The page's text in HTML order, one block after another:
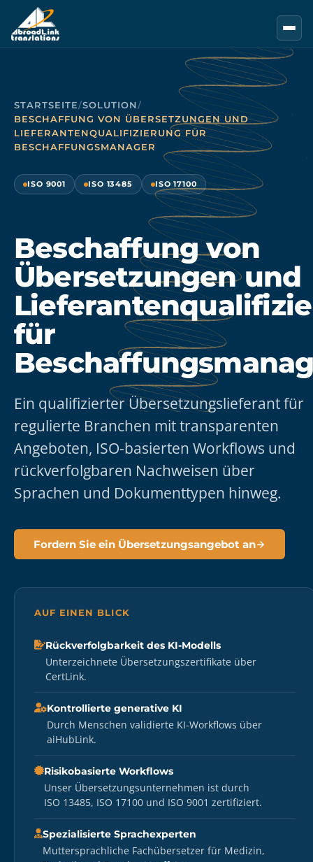
Zum Hauptinhalt springen
STARTSEITE/SOLUTION/
BESCHAFFUNG VON ÜBERSETZUNGEN UND
LIEFERANTENQUALIFIZIERUNG FÜR
BESCHAFFUNGSMANAGER
ISO 9001 ISO 13485 ISO 17100
Beschaffung von
Übersetzungen und
für
Ein qualifizierter Übersetzungslieferant für
regulierte Branchen mit transparenten
Angeboten, ISO-basierten Workflows und
rückverfolgbaren Nachweisen über
Sprachen und Dokumenttypen hinweg.
Fordern Sie ein Übersetzungsangebot an
AUF EINEN BLICK
Rückverfolgbarkeit des KI-Modells
Unterzeichnete Übersetzungszertifikate über
CertLink.
Kontrollierte generative KI
Durch Menschen validierte KI-Workflows über
aiHubLink.
Risikobasierte Workflows
Unser Übersetzungsunternehmen ist durch
ISO 13485, ISO 17100 und ISO 9001 zertifiziert.
Spezialisierte Sprachexperten
Muttersprachliche Fachübersetzer für Medizin,